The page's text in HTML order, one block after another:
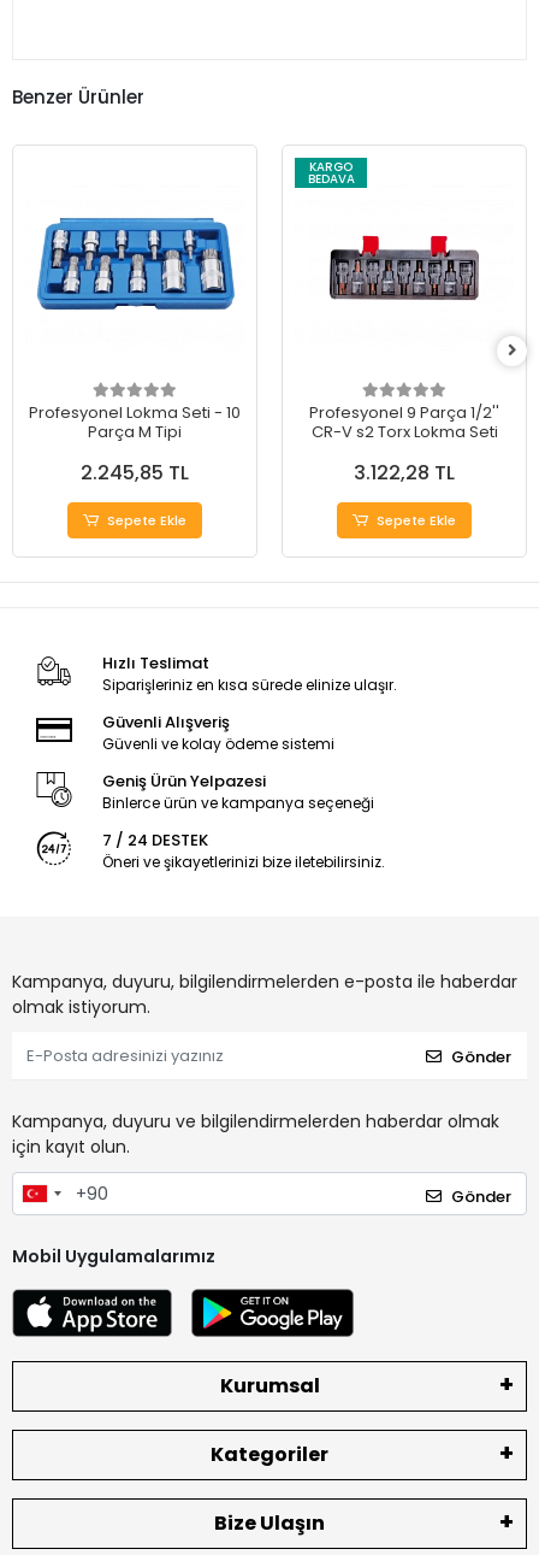
Benzer Ürünler
Profesyonel Lokma Seti - 10
Parça M Tipi
2.245,85 TL
Sepete Ekle
KARGO
BEDAVA
Profesyonel 9 Parça 1/2''
CR-V s2 Torx Lokma Seti
3.122,28 TL
Sepete Ekle
Hızlı Teslimat
Siparişleriniz en kısa sürede elinize ulaşır.
Güvenli Alışveriş
Güvenli ve kolay ödeme sistemi
Geniş Ürün Yelpazesi
Binlerce ürün ve kampanya seçeneği
7 / 24 DESTEK
Öneri ve şikayetlerinizi bize iletebilirsiniz.
Kampanya, duyuru, bilgilendirmelerden e-posta ile haberdar
olmak istiyorum.
Gönder
Kampanya, duyuru ve bilgilendirmelerden haberdar olmak
için kayıt olun.
Gönder
Mobil Uygulamalarımız
Kurumsal
Kategoriler
Bize Ulaşın